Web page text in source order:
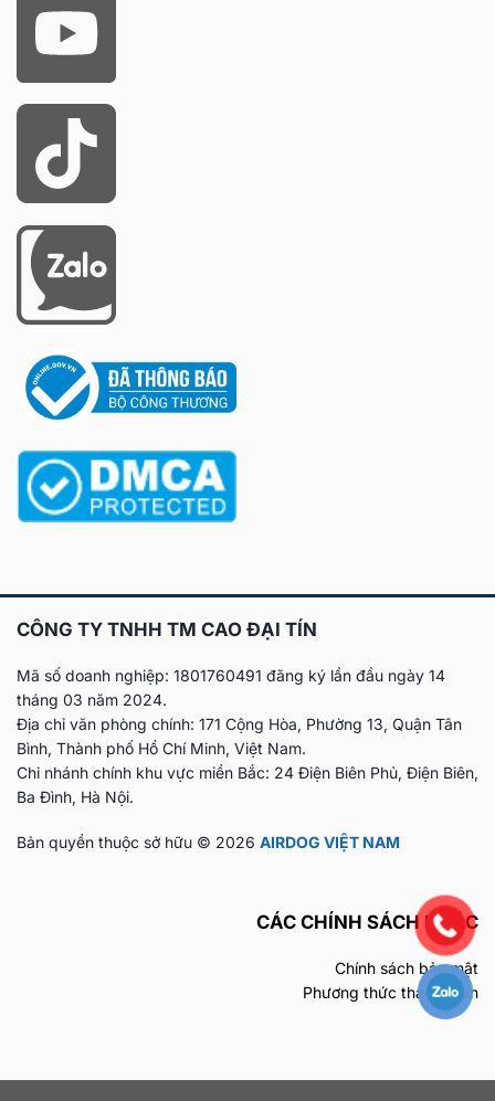
CÔNG TY TNHH TM CAO ĐẠI TÍN
Mã số doanh nghiệp: 1801760491 đăng ký lần đầu ngày 14
tháng 03 năm 2024.
Địa chỉ văn phòng chính: 171 Cộng Hòa, Phường 13, Quận Tân
Bình, Thành phố Hồ Chí Minh, Việt Nam.
Chi nhánh chính khu vực miền Bắc: 24 Điện Biên Phủ, Điện Biên,
Ba Đình, Hà Nội.
Bản quyền thuộc sở hữu © 2026 AIRDOG VIỆT NAM
CÁC CHÍNH SÁCH KHÁC
Chính sách bảo mật
Phương thức thanh toán